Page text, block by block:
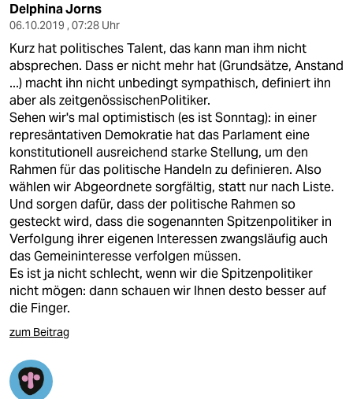
Delphina Jorns
06.10.2019 , 07:28 Uhr
Kurz hat politisches Talent, das kann man ihm nicht
absprechen. Dass er nicht mehr hat (Grundsätze, Anstand
...) macht ihn nicht unbedingt sympathisch, definiert ihn
aber als zeitgenössischenPolitiker.
Sehen wir's mal optimistisch (es ist Sonntag): in einer
represäntativen Demokratie hat das Parlament eine
konstitutionell ausreichend starke Stellung, um den
Rahmen für das politische Handeln zu definieren. Also
wählen wir Abgeordnete sorgfältig, statt nur nach Liste.
Und sorgen dafür, dass der politische Rahmen so
gesteckt wird, dass die sogenannten Spitzenpolitiker in
Verfolgung ihrer eigenen Interessen zwangsläufig auch
das Gemeininteresse verfolgen müssen.
Es ist ja nicht schlecht, wenn wir die Spitzenpolitiker
nicht mögen: dann schauen wir Ihnen desto besser auf
die Finger.
zum Beitrag